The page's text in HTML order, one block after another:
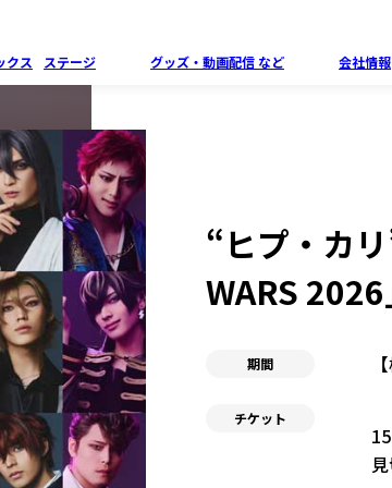
クス
ステージ グッズ・ 動画配信 など 会社情報
“ヒプ・カ
WARS 2026
期間
チケット